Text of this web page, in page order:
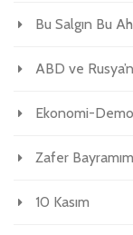
Bu Salgın Bu
ABD ve
Ekonomi-
Zafer
10 Kasım